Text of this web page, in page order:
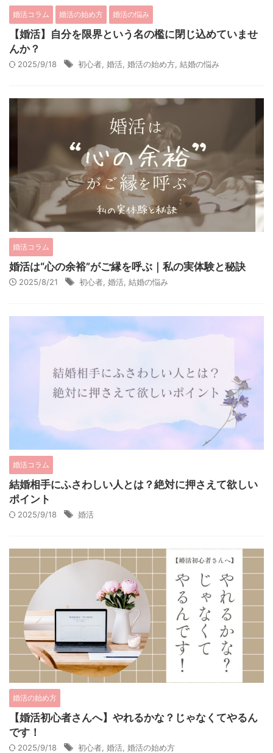
婚活コラム 婚活の始め方 婚活の悩み
【婚活】自分を限界という名の檻に閉じ込めていませ
んか？
2025/9/18 初心者 婚活 婚活の始め方 結婚の悩み
婚活コラム
婚活は“心の余裕”がご縁を呼ぶ｜私の実体験と秘訣
2025/8/21 初心者 婚活 結婚の悩み
婚活コラム
結婚相手にふさわしい人とは？絶対に押さえて欲しい
ポイント
2025/9/18 婚活
婚活の始め方
【婚活初心者さんへ】やれるかな？じゃなくてやるん
です！
2025/9/18 初心者 婚活 婚活の始め方